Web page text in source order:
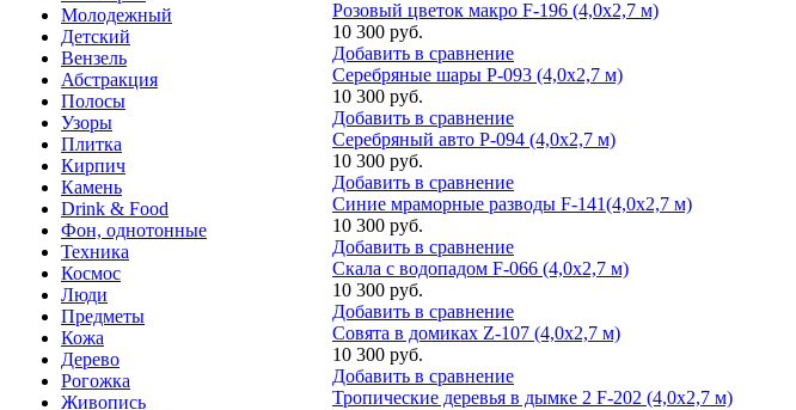
Молодежный
Детский
Вензель
Абстракция
Полосы
Узоры
Плитка
Кирпич
Камень
Drink & Food
Фон, однотонные
Техника
Космос
Люди
Предметы
Кожа
Дерево
Рогожка
Живопись
Розовый цветок макро F-196 (4,0х2,7 м)
10 300 руб.
Добавить в сравнение
Серебряные шары P-093 (4,0х2,7 м)
10 300 руб.
Добавить в сравнение
Серебряный авто P-094 (4,0х2,7 м)
10 300 руб.
Добавить в сравнение
Синие мраморные разводы F-141(4,0х2,7 м)
10 300 руб.
Добавить в сравнение
Скала с водопадом F-066 (4,0х2,7 м)
10 300 руб.
Добавить в сравнение
Совята в домиках Z-107 (4,0х2,7 м)
10 300 руб.
Добавить в сравнение
Тропические деревья в дымке 2 F-202 (4,0х2,7 м)